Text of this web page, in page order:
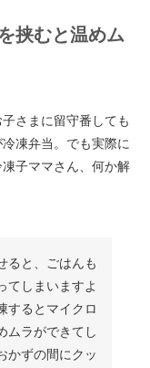
挟むと温めム
さまに留守番しても
凍弁当。でも実際に
子ママさん、何か解
ると、ごはんも
てしまいますよ
するとマイクロ
ムラができてし
かずの間にクッ